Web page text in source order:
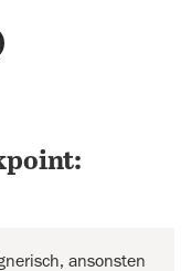
teilen
Mail teilen
ansonsten